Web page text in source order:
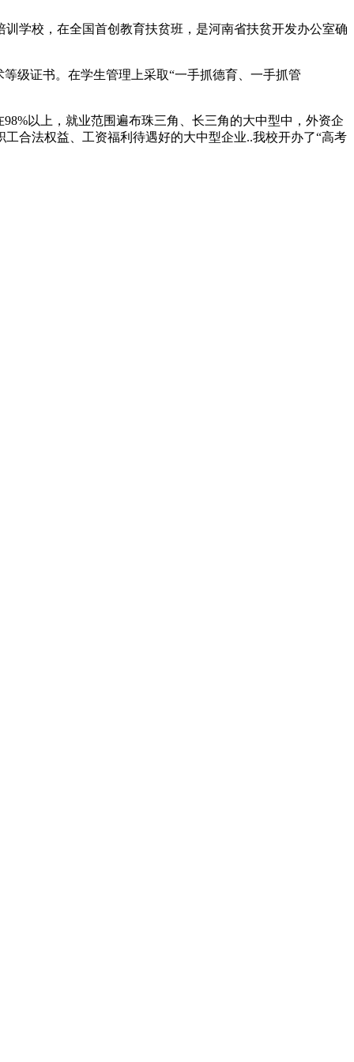
学校，在全国首创教育扶贫班，是河南省扶贫开发办公室确
级证书。在学生管理上采取“一手抓德育、一手抓管
以上，就业范围遍布珠三角、长三角的大中型中，外资企
合法权益、工资福利待遇好的大中型企业..我校开办了“高考